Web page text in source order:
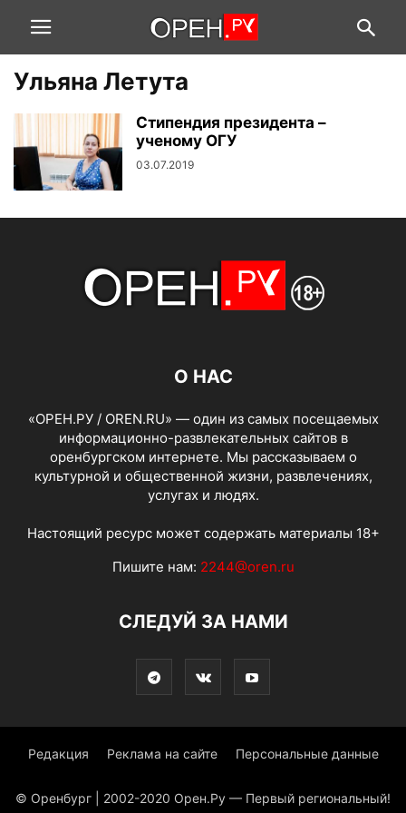
Ульяна Летута
Стипендия президента –
ученому ОГУ
03.07.2019
О НАС
«ОРЕН.РУ / OREN.RU» — один из самых посещаемых
информационно-развлекательных сайтов в
оренбургском интернете. Мы рассказываем о
культурной и общественной жизни, развлечениях,
услугах и людях.
Настоящий ресурс может содержать материалы 18+
Пишите нам: 2244@oren.ru
СЛЕДУЙ ЗА НАМИ
Редакция Реклама на сайте Персональные данные
© Оренбург | 2002-2020 Орен.Ру — Первый региональный!